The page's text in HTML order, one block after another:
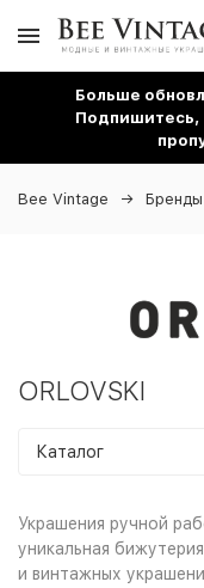
Больше
Подпишитесь,
Bee Vintage Бренды
ORLOVSKI
Каталог
Украшения ручной
уникальная
и винтажных